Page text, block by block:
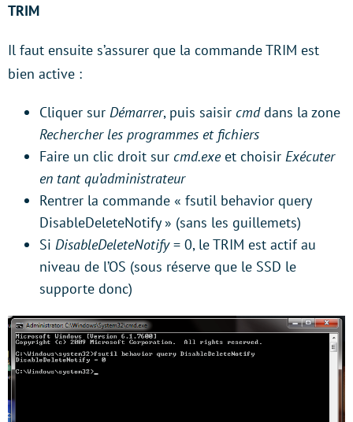
TRIM
Il faut ensuite s’assurer que la commande TRIM est
bien active :
Cliquer sur Démarrer, puis saisir cmddans la zone
Rechercher les programmes et fichiers
Faire un clic droit sur cmd.exeet choisir Exécuter
en tant qu’administrateur
Rentrer la commande « fsutil behavior query
DisableDeleteNotify » (sans les guillemets)
Si DisableDeleteNotify= 0, le TRIM est actif au
niveau de l’OS (sous réserve que le SSD le
supporte donc)